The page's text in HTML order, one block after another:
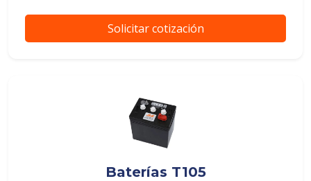
Solicitar cotización
Baterías T105